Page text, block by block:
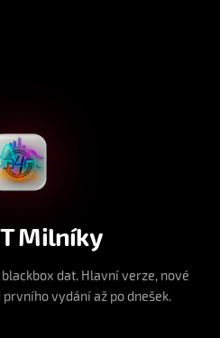
Milníky
dat. Hlavní verze, nové
vydání až po dnešek.